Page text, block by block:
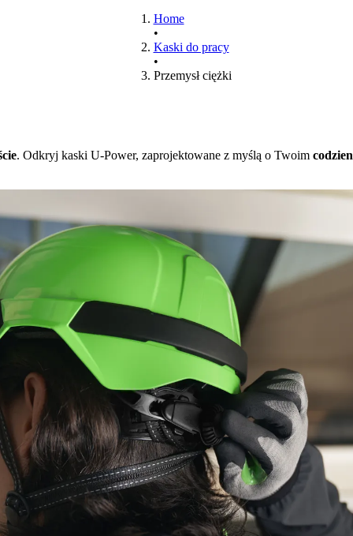
Home
•
Kaski do pracy
•
Przemysł ciężki
. Odkryj kaski U‑Power, zaprojektowane z myślą o Twoim